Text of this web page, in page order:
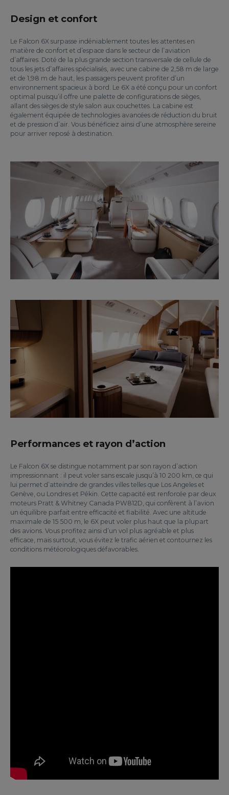
Design et confort
Le Falcon 6X surpasse indéniablement toutes les attentes en
matière de confort et d’espace dans le secteur de l’aviation
d’affaires. Doté de la plus grande section transversale de cellule de
tous les jets d’affaires spécialisés, avec une cabine de 2,58 m de large
et de 1,98 m de haut, les passagers peuvent profiter d’un
environnement spacieux à bord. Le 6X a été conçu pour un confort
optimal puisqu’il offre une palette de configurations de sièges,
allant des sièges de style salon aux couchettes. La cabine est
également équipée de technologies avancées de réduction du bruit
et de pression d’air. Vous bénéficiez ainsi d’une atmosphère sereine
pour arriver reposé à destination.
Performances et rayon d’action
Le Falcon 6X se distingue notamment par son rayon d’action
impressionnant : il peut voler sans escale jusqu’à 10 200 km, ce qui
lui permet d’atteindre de grandes villes telles que Los Angeles et
Genève, ou Londres et Pékin. Cette capacité est renforcée par deux
moteurs Pratt & Whitney Canada PW812D, qui confèrent à l’avion
un équilibre parfait entre efficacité et fiabilité. Avec une altitude
maximale de 15 500 m, le 6X peut voler plus haut que la plupart
des avions. Vous profitez ainsi d’un vol plus agréable et plus
efficace, mais surtout, vous évitez le trafic aérien et contournez les
conditions météorologiques défavorables.